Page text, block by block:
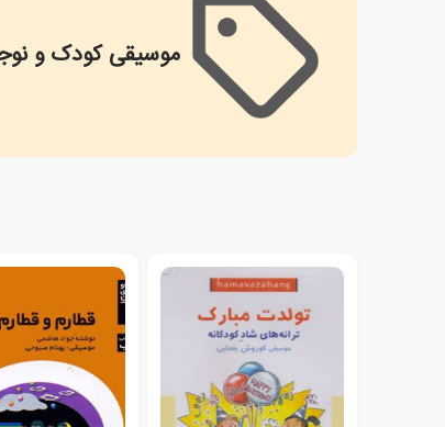
موسیقی کودک و
Children's Music